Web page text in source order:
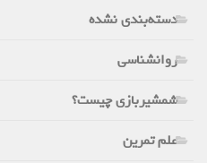
دسته‌بندی نشده
روانشناسی
شمشیربازی چیست؟
علم تمرین